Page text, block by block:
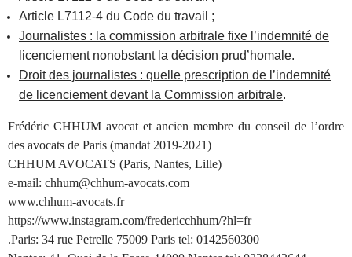
Article L7112-4 du Code du travail ;
Journalistes : la commission arbitrale fixe l’indemnité de
licenciement nonobstant la décision prud’homale.
Droit des journalistes : quelle prescription de l’indemnité
de licenciement devant la Commission arbitrale.
Frédéric CHHUM avocat et ancien membre du conseil de l’ordre
des avocats de Paris (mandat 2019-2021)
CHHUM AVOCATS (Paris, Nantes, Lille)
e-mail: chhum@chhum-avocats.com
www.chhum-avocats.fr
https://www.instagram.com/fredericchhum/?hl=fr
.Paris: 34 rue Petrelle 75009 Paris tel: 0142560300